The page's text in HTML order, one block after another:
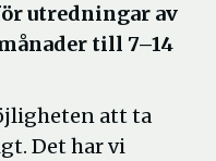
utredningar av
till 7–14
att ta
Det har vi